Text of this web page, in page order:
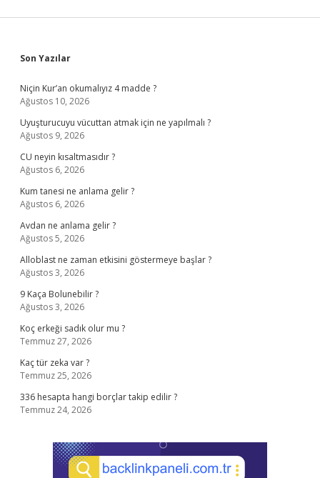
Sidebar
Son Yazılar
Niçin Kur’an okumalıyız 4 madde ?
Ağustos 10, 2026
Uyuşturucuyu vücuttan atmak için ne yapılmalı ?
Ağustos 9, 2026
CU neyin kısaltmasıdır ?
Ağustos 6, 2026
Kum tanesi ne anlama gelir ?
Ağustos 6, 2026
Avdan ne anlama gelir ?
Ağustos 5, 2026
Alloblast ne zaman etkisini göstermeye başlar ?
Ağustos 3, 2026
9 Kaça Bolunebilir ?
Ağustos 3, 2026
Koç erkeği sadık olur mu ?
Temmuz 27, 2026
Kaç tür zeka var ?
Temmuz 25, 2026
336 hesapta hangi borçlar takip edilir ?
Temmuz 24, 2026